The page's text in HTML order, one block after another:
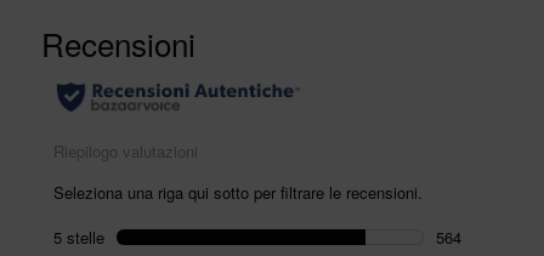
Stesso
link
alla
pagina.